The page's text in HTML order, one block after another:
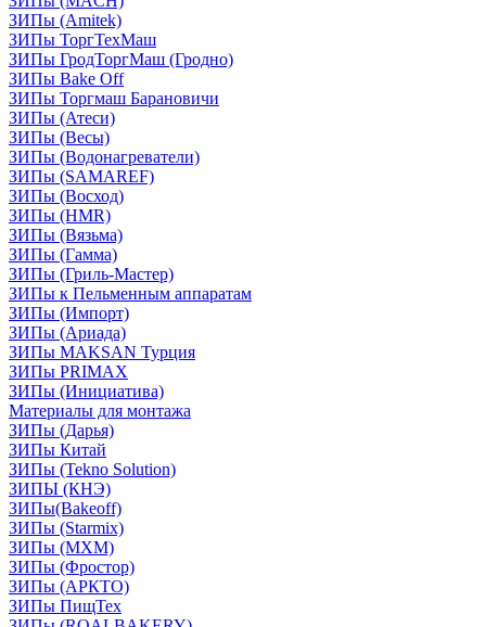
ЗИПы (Amitek)
ЗИПы ТоргТехМаш
ЗИПы ГродТоргМаш (Гродно)
ЗИПы Bake Off
ЗИПы Торгмаш Барановичи
ЗИПы (Атеси)
ЗИПы (Весы)
ЗИПы (Водонагреватели)
ЗИПы (SAMAREF)
ЗИПы (Восход)
ЗИПы (HMR)
ЗИПы (Вязьма)
ЗИПы (Гамма)
ЗИПы (Гриль-Мастер)
ЗИПы к Пельменным аппаратам
ЗИПы (Импорт)
ЗИПы (Ариада)
ЗИПы MAKSAN Турция
ЗИПы PRIMAX
ЗИПы (Инициатива)
Материалы для монтажа
ЗИПы (Дарья)
ЗИПы Китай
ЗИПы (Tekno Solution)
ЗИПЫ (КНЭ)
ЗИПы(Bakeoff)
ЗИПы (Starmix)
ЗИПы (МХМ)
ЗИПы (Фростор)
ЗИПы (АРКТО)
ЗИПы ПищТех